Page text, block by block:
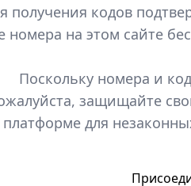
получения кодов
номера на этом сайте
Поскольку номера и
защищайте
платформе для